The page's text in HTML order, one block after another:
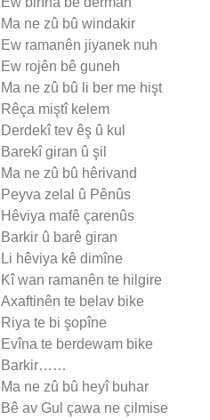
Ma ne zû bû windakir
Ew ramanên jiyanek nuh
Ew rojên bê guneh
Ma ne zû bû li ber me hişt
Rêça miştî kelem
Derdekî tev êş û kul
Barekî giran û şil
Ma ne zû bû hêrivand
Peyva zelal û Pênûs
Hêviya mafê çarenûs
Barkir û barê giran
Li hêviya kê dimîne
Kî wan ramanên te hilgire
Axaftinên te belav bike
Riya te bi şopîne
Evîna te berdewam bike
Barkir……
Ma ne zû bû heyî buhar
Bê av Gul çawa ne çilmise